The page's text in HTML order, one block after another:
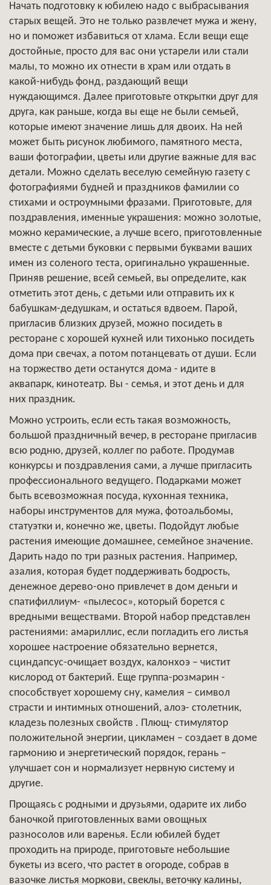
Начать подготовку к юбилею надо с выбрасывания
старых вещей. Это не только развлечет мужа и жену,
но и поможет избавиться от хлама. Если вещи еще
достойные, просто для вас они устарели или стали
малы, то можно их отнести в храм или отдать в
какой-нибудь фонд, раздающий вещи
нуждающимся. Далее приготовьте открытки друг для
друга, как раньше, когда вы еще не были семьей,
которые имеют значение лишь для двоих. На ней
может быть рисунок любимого, памятного места,
ваши фотографии, цветы или другие важные для вас
детали. Можно сделать веселую семейную газету с
фотографиями будней и праздников фамилии со
стихами и остроумными фразами. Приготовьте, для
поздравления, именные украшения: можно золотые,
можно керамические, а лучше всего, приготовленные
вместе с детьми буковки с первыми буквами ваших
имен из соленого теста, оригинально украшенные.
Приняв решение, всей семьей, вы определите, как
отметить этот день, с детьми или отправить их к
бабушкам-дедушкам, и остаться вдвоем. Парой,
пригласив близких друзей, можно посидеть в
ресторане с хорошей кухней или тихонько посидеть
дома при свечах, а потом потанцевать от души. Если
на торжество дети останутся дома - идите в
аквапарк, кинотеатр. Вы - семья, и этот день и для
них праздник.
Можно устроить, если есть такая возможность,
большой праздничный вечер, в ресторане пригласив
всю родню, друзей, коллег по работе. Продумав
конкурсы и поздравления сами, а лучше пригласить
профессионального ведущего. Подарками может
быть всевозможная посуда, кухонная техника,
наборы инструментов для мужа, фотоальбомы,
статуэтки и, конечно же, цветы. Подойдут любые
растения имеющие домашнее, семейное значение.
Дарить надо по три разных растения. Например,
азалия, которая будет поддерживать бодрость,
денежное дерево-оно привлечет в дом деньги и
спатифиллиум- «пылесос», который борется с
вредными веществами. Второй набор представлен
растениями: амариллис, если погладить его листья
хорошее настроение обязательно вернется,
сциндапсус-очищает воздух, калонхоэ – чистит
кислород от бактерий. Еще группа-розмарин -
способствует хорошему сну, камелия – символ
страсти и интимных отношений, алоэ- столетник,
кладезь полезных свойств . Плющ- стимулятор
положительной энергии, цикламен – создает в доме
гармонию и энергетический порядок, герань –
улучшает сон и нормализует нервную систему и
другие.
Прощаясь с родными и друзьями, одарите их либо
баночкой приготовленных вами овощных
разносолов или варенья. Если юбилей будет
проходить на природе, приготовьте небольшие
букеты из всего, что растет в огороде, собрав в
вазочке листья моркови, свеклы, веточку калины,